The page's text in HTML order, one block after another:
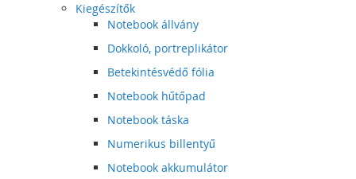
Kiegészítők
Notebook állvány
Dokkoló, portreplikátor
Betekintésvédő fólia
Notebook hűtőpad
Notebook táska
Numerikus billentyű
Notebook akkumulátor